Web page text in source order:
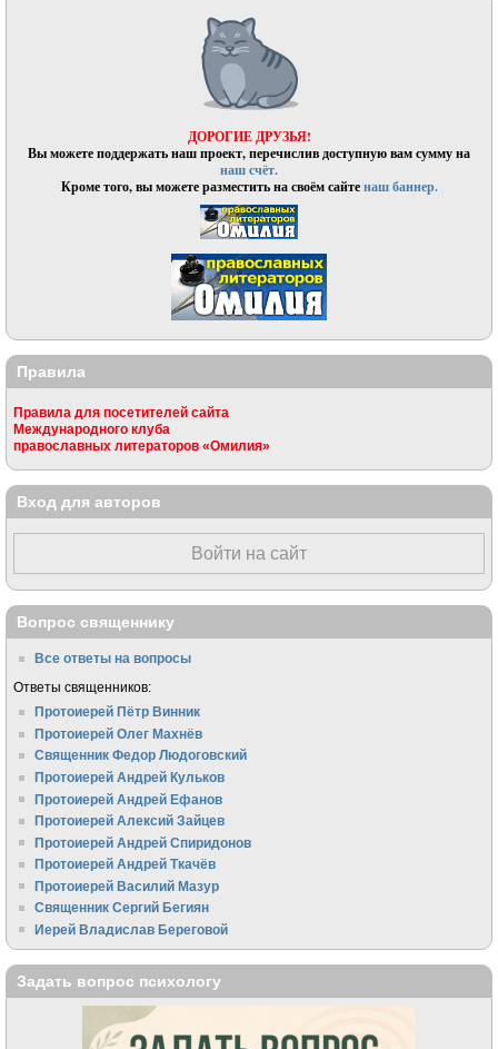
ДОРОГИЕ ДРУЗЬЯ!
Вы можете поддержать наш проект, перечислив доступную вам сумму на
наш счёт.
Кроме того, вы можете разместить на своём сайтенаш баннер.
Правила
Правила для посетителей сайта
Международного клуба
православных литераторов «Омилия»
Вход для авторов
Войти на сайт
Вопрос священнику
Все ответы на вопросы
Ответы священников:
Протоиерей Пётр Винник
Протоиерей Олег Махнёв
Священник Федор Людоговский
Протоиерей Андрей Кульков
Протоиерей Андрей Ефанов
Протоиерей Алексий Зайцев
Протоиерей Андрей Спиридонов
Протоиерей Андрей Ткачёв
Протоиерей Василий Мазур
Священник Сергий Бегиян
Иерей Владислав Береговой
Задать вопрос психологу